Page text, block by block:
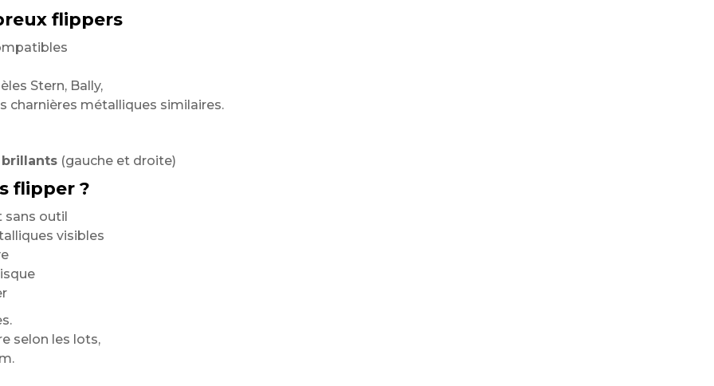
flippers
Stern, Bally,
charnières métalliques similaires.
(gauche et droite)
flipper ?
sans outil
visibles
selon les lots,